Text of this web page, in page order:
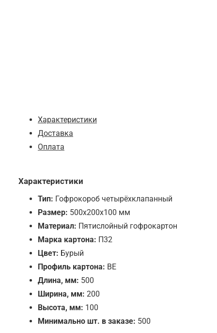
Характеристики
Доставка
Оплата
Характеристики
Тип: Гофрокороб четырёхклапанный
Размер: 500х200х100 мм
Материал: Пятислойный гофрокартон
Марка картона: П32
Цвет: Бурый
Профиль картона: BE
Длина, мм: 500
Ширина, мм: 200
Высота, мм: 100
Минимально шт. в заказе: 500